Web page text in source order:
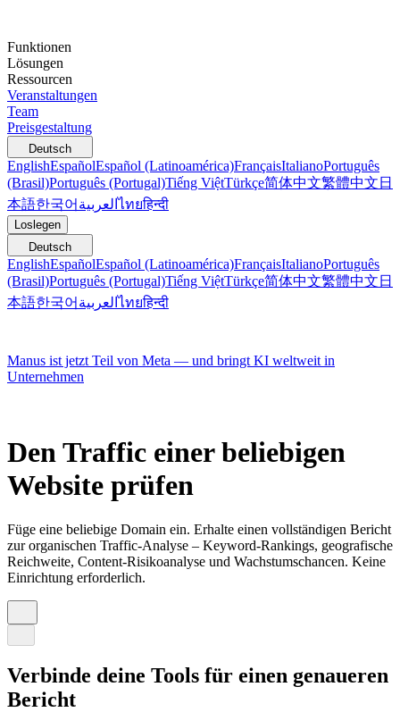
Funktionen
Lösungen
Ressourcen
Veranstaltungen
Team
Preisgestaltung
Deutsch
EnglishEspañolEspañol (Latinoamérica)FrançaisItalianoPortuguês
(Brasil)Português (Portugal)Tiếng ViệtTürkçe简体中文繁體中文 日
本語한국어 العربيةไทยहिन्दी
Loslegen
Deutsch
EnglishEspañolEspañol (Latinoamérica)FrançaisItalianoPortuguês
(Brasil)Português (Portugal)Tiếng ViệtTürkçe简体中文繁體中文 日
本語한국어 العربيةไทยहिन्दी
Manus ist jetzt Teil von Meta — und bringt KI weltweit in
Unternehmen
Den Traffic einer beliebigen
Website prüfen
Füge eine beliebige Domain ein. Erhalte einen vollständigen Bericht
zur organischen Traffic-Analyse – Keyword-Rankings, geografische
Reichweite, Content-Risikoanalyse und Wachstumschancen. Keine
Einrichtung erforderlich.
Verbinde deine Tools für einen genaueren
Bericht